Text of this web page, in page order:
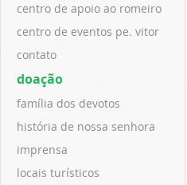
centro de apoio ao romeiro
centro de eventos pe. vitor
contato
doação
família dos devotos
história de nossa senhora
imprensa
locais turísticos